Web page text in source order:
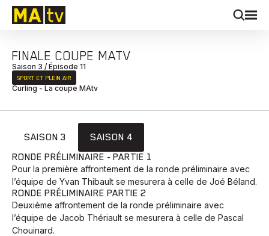
FINALE COUPE MATV
Saison 3 / Épisode 11
SPORT ET PLEIN AIR
Curling - La coupe MAtv
SAISON 3
SAISON 4
RONDE PRÉLIMINAIRE - PARTIE 1
Pour la première affrontement de la ronde préliminaire avec
l’équipe de Yvan Thibault se mesurera à celle de Joé Béland.
RONDE PRÉLIMINAIRE PARTIE 2
Deuxième affrontement de la ronde préliminaire avec
l’équipe de Jacob Thériault se mesurera à celle de Pascal
Chouinard.